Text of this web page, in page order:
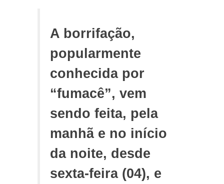
A borrifação,
popularmente
conhecida por
“fumacê”, vem
sendo feita, pela
manhã e no início
da noite, desde
sexta-feira (04), e